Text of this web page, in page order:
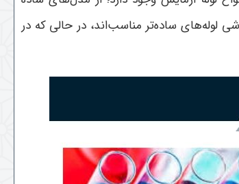
لوله‌های ساده‌تر مناسب‌اند، در حالی که در